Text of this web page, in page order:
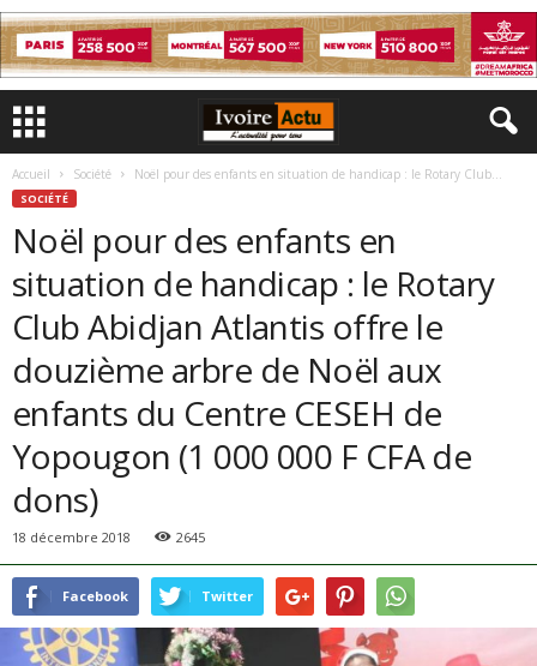
Accueil Société Noël pour des enfants en situation de handicap : le Rotary Club...
SOCIÉTÉ
Noël pour des enfants en
situation de handicap : le Rotary
Club Abidjan Atlantis offre le
douzième arbre de Noël aux
enfants du Centre CESEH de
Yopougon (1 000 000 F CFA de
dons)
18 décembre 2018 2645
Facebook Twitter